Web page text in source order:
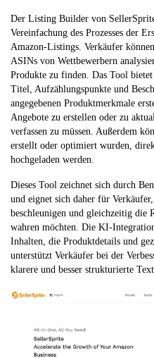
Der Listing Builder von
Vereinfachung des Prozesses der
Amazon-Listings. Verkäufer
ASINs von Wettbewerbern
Produkte zu finden. Das Tool
Titel, Aufzählungspunkte und
angegebenen Produktmerkmale
Angebote zu erstellen oder zu
verfassen zu müssen. Außerdem
erstellt oder optimiert wurden,
hochgeladen werden.
Dieses Tool zeichnet sich durch
und eignet sich daher für
beschleunigen und gleichzeitig die
wahren möchten. Die KI-
Inhalten, die Produktdetails und
unterstützt Verkäufer bei der
klarere und besser strukturierte